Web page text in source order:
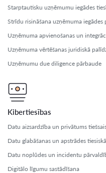
Starptautisku uzņēmumu iegādes
Strīdu risināšana uzņēmuma iegādes
Uzņēmuma apvienošanas un
Uzņēmuma vērtēšanas juridiskā
Uzņēmumu due diligence pārbaude
Kibertiesības
Datu aizsardzība un privātums
Datu glabāšanas un apstrādes
Datu noplūdes un incidentu
Digitālo līgumu sastādīšana